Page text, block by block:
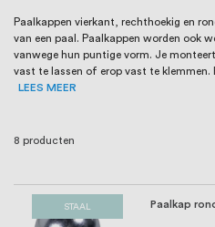
webshop vind je het
van Nederland en
100.000
tevens een eigen
RVS op maat
jouw specifieke
Paalkappen vierkant, rechthoekig en
van een paal. Paalkappen worden ook
vanwege hun puntige vorm. Je
vast te lassen of erop vast te klemmen.
LEES MEER
8 producten
STAAL Paalkap